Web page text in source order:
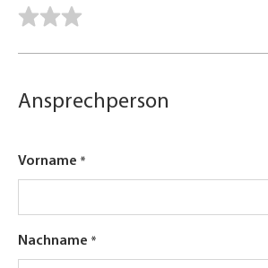
Ansprechperson
Vorname
Nachname